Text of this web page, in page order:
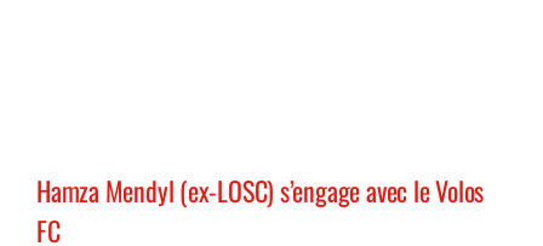
Hamza Mendyl (ex-LOSC) s’engage avec le Volos
FC